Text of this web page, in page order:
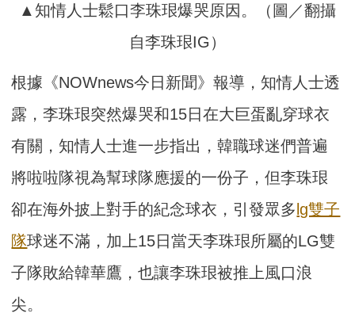
▲知情人士鬆口李珠珢爆哭原因。（圖／翻攝
自李珠珢IG）
根據《NOWnews今日新聞》報導，知情人士透
露，李珠珢突然爆哭和15日在大巨蛋亂穿球衣
有關，知情人士進一步指出，韓職球迷們普遍
將啦啦隊視為幫球隊應援的一份子，但李珠珢
卻在海外披上對手的紀念球衣，引發眾多lg雙子
隊球迷不滿，加上15日當天李珠珢所屬的LG雙
子隊敗給韓華鷹，也讓李珠珢被推上風口浪
尖。